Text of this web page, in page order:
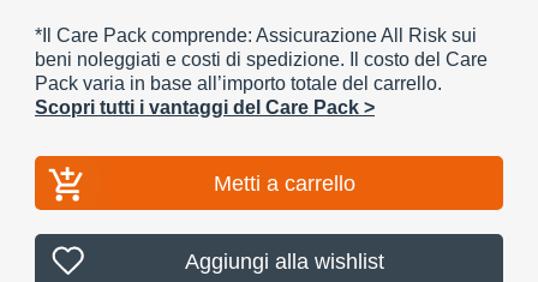
*Il Care Pack comprende: Assicurazione All Risk sui
beni noleggiati e costi di spedizione. Il costo del Care
Pack varia in base all’importo totale del carrello.
Scopri tutti i vantaggi del Care Pack >
Metti a carrello
Aggiungi alla wishlist